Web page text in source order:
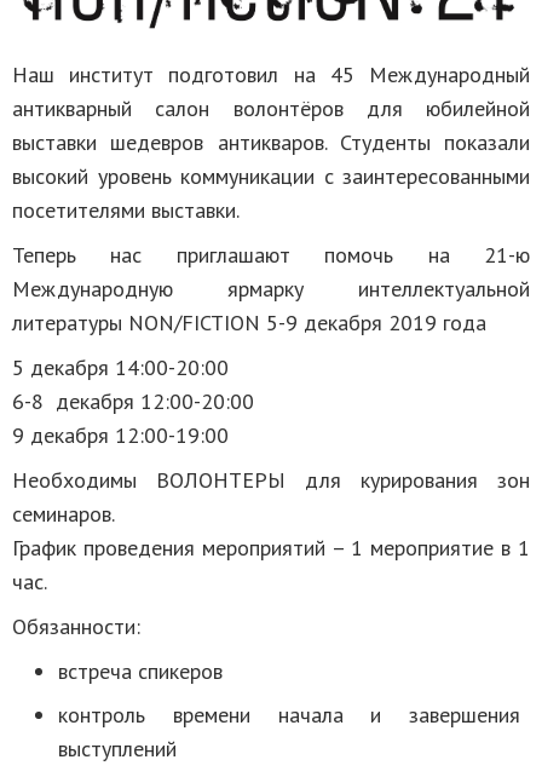
Наш институт подготовил на 45 Международный
антикварный салон волонтёров для юбилейной
выставки шедевров антикваров. Студенты показали
высокий уровень коммуникации с заинтересованными
посетителями выставки.
Теперь нас приглашают помочь на 21-ю
Международную ярмарку интеллектуальной
литературы NON/FICTION 5-9 декабря 2019 года‬
5 декабря 14:00-20:00‬
6-8 декабря ‪12:00-20:00‬
‪9 декабря 12:00-19:00‬
Необходимы ВОЛОНТЕРЫ для курирования зон
семинаров.
График проведения мероприятий – 1 мероприятие в 1
час.
Обязанности:
встреча спикеров
контроль времени начала и завершения
выступлений